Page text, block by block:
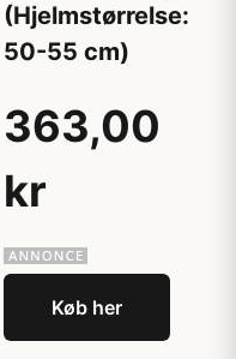
(Hjelmstørrelse:
50-55 cm)
363,00
kr
Køb her